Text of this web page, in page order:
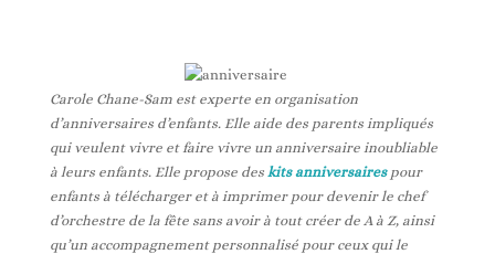
Carole Chane-Sam est experte en organisation
d’anniversaires d’enfants. Elle aide des parents impliqués
qui veulent vivre et faire vivre un anniversaire inoubliable
à leurs enfants. Elle propose des kits anniversairespour
enfants à télécharger et à imprimer pour devenir le chef
d’orchestre de la fête sans avoir à tout créer de A à Z, ainsi
qu’un accompagnement personnalisé pour ceux qui le